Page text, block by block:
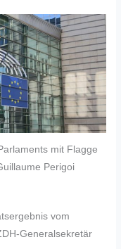
mit Flagge
Perigoi
vom
Generalsekretär